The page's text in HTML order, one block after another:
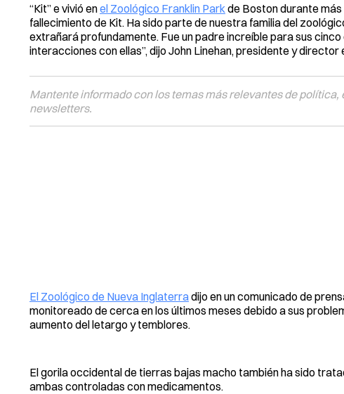
“Kit” e vivió enel Zoológico Franklin Parkde Boston durante
fallecimiento de Kit. Ha sido parte de nuestra familia del
extrañará profundamente. Fue un padre increíble para sus
interacciones con ellas”, dijo John Linehan, presidente y
Mantente informado con los temas más relevantes de
newsletters.
El Zoológico de Nueva Inglaterradijo en un comunicado de
monitoreado de cerca en los últimos meses debido a sus
aumento del letargo y temblores.
El gorila occidental de tierras bajas macho también ha sido
ambas controladas con medicamentos.